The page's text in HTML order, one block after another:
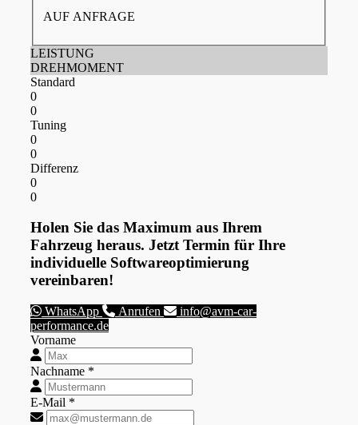
AUF ANFRAGE
LEISTUNG
DREHMOMENT
Standard
0
0
Tuning
0
0
Differenz
0
0
Holen Sie das Maximum aus Ihrem
Fahrzeug heraus. Jetzt Termin für Ihre
individuelle Softwareoptimierung
vereinbaren!
WhatsApp Anrufen
info@avm-car-
performance.de
Vorname
Nachname *
E-Mail *